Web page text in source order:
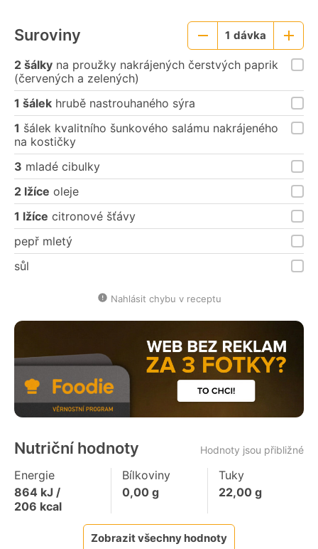
Suroviny
Menší
porce
1 dávka
Větší
porce
2 šálky na proužky nakrájených čerstvých paprik
(červených a zelených)
1 šálek hrubě nastrouhaného sýra
1 šálek kvalitního šunkového salámu nakrájeného
na kostičky
3 mladé cibulky
2 lžíce oleje
1 lžíce citronové šťávy
pepř mletý
sůl
Nahlásit chybu v receptu
Nutriční hodnoty Hodnoty jsou přibližné
Energie
864 kJ /
206 kcal
Bílkoviny
0,00g
Tuky
22,00g
Zobrazit všechny hodnoty